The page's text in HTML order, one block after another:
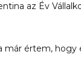
az Év
értem, hogy